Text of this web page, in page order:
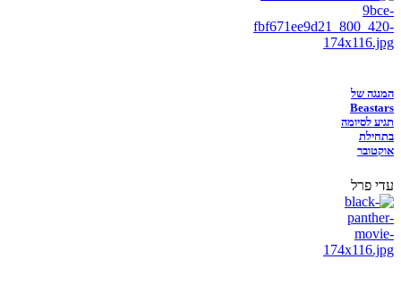
המנגה של
Beastars
תגיע לסיומה
בתחילת
אוקטובר
עדי פרל